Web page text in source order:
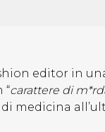
editor in
“carattere di
medicina